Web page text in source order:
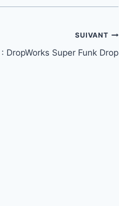
SUIVANT
DropWorks Super Funk Drop